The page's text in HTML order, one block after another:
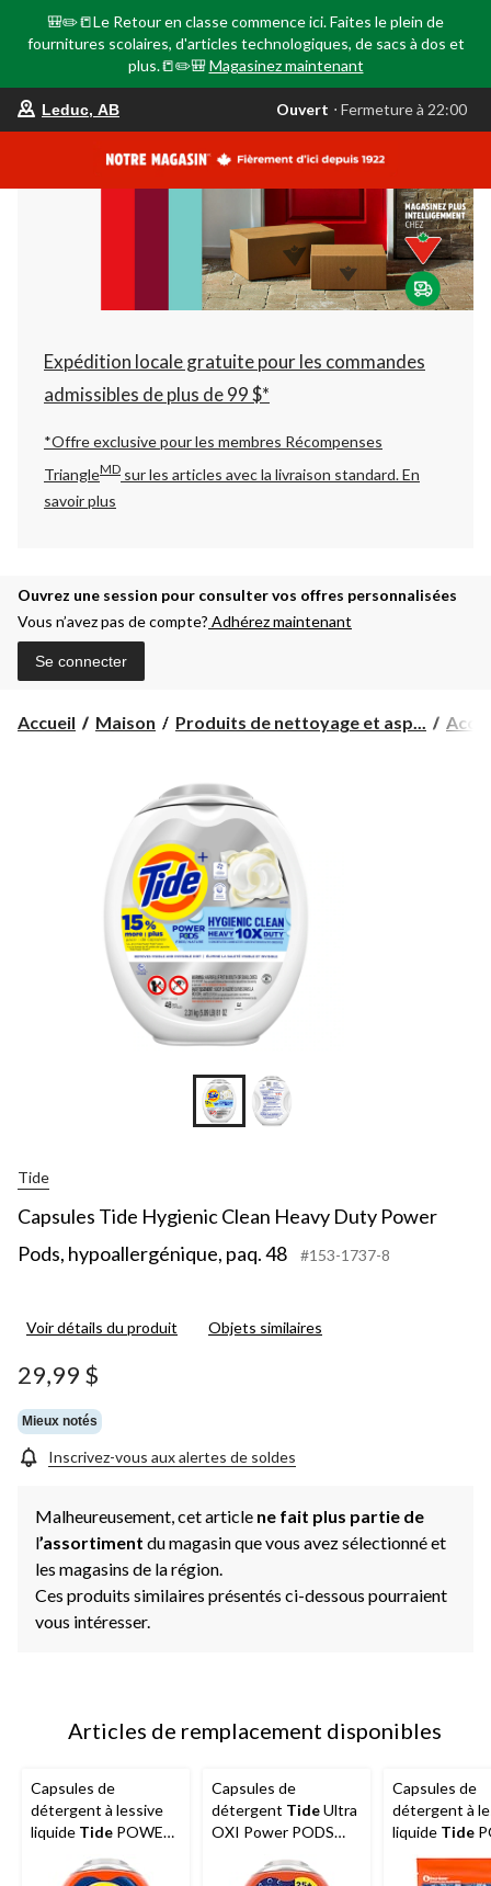
🎒✏️📒Le Retour en classe commence ici. Faites le plein de
fournitures scolaires, d'articles technologiques, de sacs à dos et
plus.📒✏️🎒 Magasinez maintenant
votre
est
AB,
Ouvert,
Fermeture
à
22:00
changer
Leduc, AB Ouvert ⋅ Fermeture à 22:00
Expédition locale gratuite pour les commandes
admissibles de plus de 99 $*
*Offre exclusive pour les membres Récompenses
TriangleMD sur les articles avec la livraison standard.En
savoir plus
Ouvrez une session pour consulter vos offres personnalisées
Vous n’avez pas de compte? Adhérez maintenant
Se connecter
Accueil Maison Produits de nettoyage et asp...
Tide
Capsules Tide Hygienic Clean Heavy Duty Power
Pods, hypoallergénique, paq. 48
#153-1737-8
Voir détails du produit Objets similaires
29,99 $
Mieux notés
Inscrivez-vous aux alertes de soldes
Malheureusement, cet article ne fait plus partie de
l’assortiment du magasin que vous avez sélectionné et
les magasins de la région.
Ces produits similaires présentés ci-dessous pourraient
vous intéresser.
Articles de remplacement disponibles
Capsules de
détergent à lessive
liquide Tide POWER
Heavy Duty 10X,
Capsules de
détergent TideUltra
OXI Power PODS
d'odeurs, paq. 63
Capsules de
détergent à
liquide Tide
Ultra OXI,